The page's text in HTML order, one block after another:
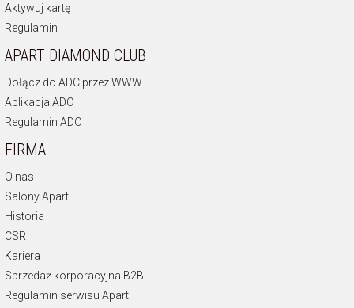
Aktywuj kartę
Regulamin
APART DIAMOND CLUB
Dołącz do ADC przez WWW
Aplikacja ADC
Regulamin ADC
FIRMA
O nas
Salony Apart
Historia
CSR
Kariera
Sprzedaż korporacyjna B2B
Regulamin serwisu Apart